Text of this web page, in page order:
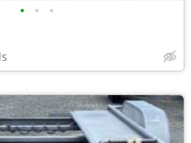
• • •